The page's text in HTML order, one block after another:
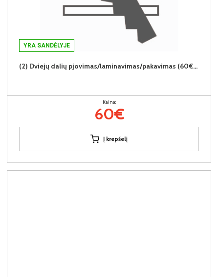
YRA SANDĖLYJE
(2) Dviejų dalių pjovimas/laminavimas/pakavimas (60€/2vnt.)
Kaina:
60€
Į krepšelį